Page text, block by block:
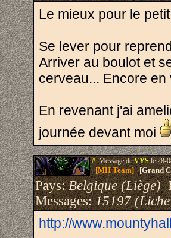
Le mieux pour le
Se lever pour
Arriver au boulot et
cerveau... Encore
En revenant j'ai
journée devant moi
#.Message deVYSle 28-
[MH Team][Grand
Pays:Belgique (Liège)
Messages:15197
http://